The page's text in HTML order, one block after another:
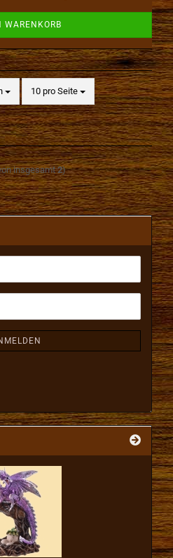
WARENKORB
10 pro Seite
pro Seite
insgesamt2)